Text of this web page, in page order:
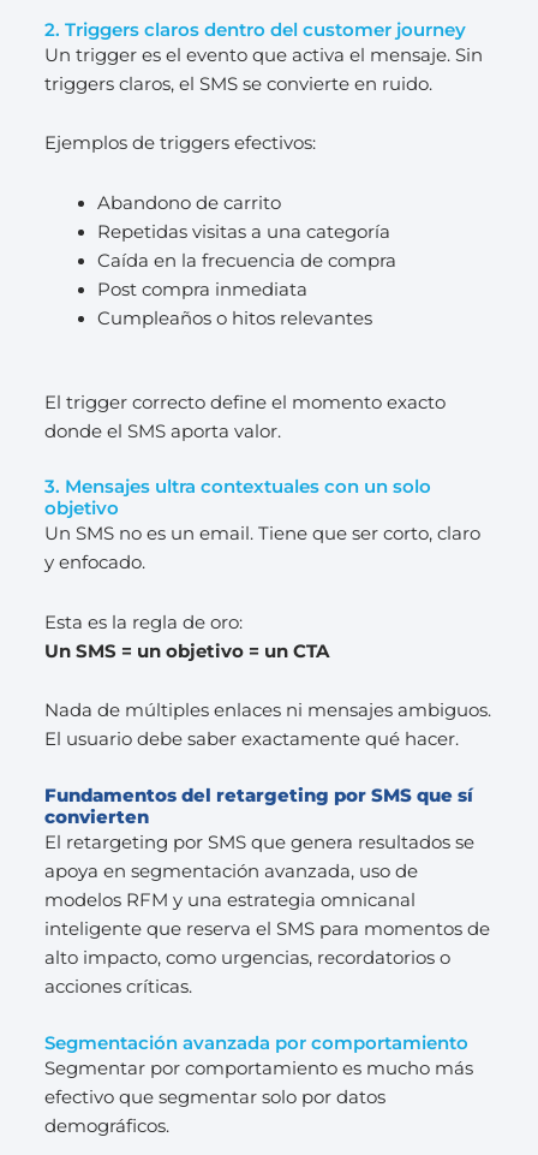
2. Triggers claros dentro del customer journey
Un trigger es el evento que activa el mensaje. Sin
triggers claros, el SMS se convierte en ruido.
Ejemplos de triggers efectivos:
Abandono de carrito
Repetidas visitas a una categoría
Caída en la frecuencia de compra
Post compra inmediata
Cumpleaños o hitos relevantes
El trigger correcto define el momento exacto
donde el SMS aporta valor.
3. Mensajes ultra contextuales con un solo
objetivo
Un SMS no es un email. Tiene que ser corto, claro
y enfocado.
Esta es la regla de oro:
Un SMS = un objetivo = un CTA
Nada de múltiples enlaces ni mensajes ambiguos.
El usuario debe saber exactamente qué hacer.
Fundamentos del retargeting por SMS que sí
convierten
El retargeting por SMS que genera resultados se
apoya en segmentación avanzada, uso de
modelos RFM y una estrategia omnicanal
inteligente que reserva el SMS para momentos de
alto impacto, como urgencias, recordatorios o
acciones críticas.
Segmentación avanzada por comportamiento
Segmentar por comportamiento es mucho más
efectivo que segmentar solo por datos
demográficos.